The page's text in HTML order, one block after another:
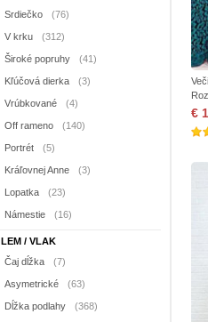
Srdiečko (76)
V krku (312)
Široké popruhy (41)
Kľúčová dierka (3)
Vrúbkované (4)
Off rameno (140)
Portrét (5)
Kráľovnej Anne (3)
Lopatka (23)
Námestie (16)
LEM / VLAK
Čaj dĺžka
(7)
Asymetrické (63)
Dĺžka podlahy (368)
€